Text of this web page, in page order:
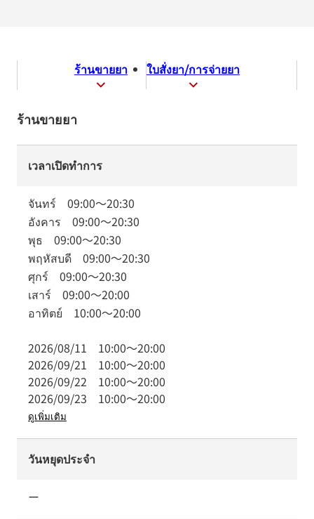
ร้านขายยา ใบสั่งยา/การจ่ายยา
ร้านขายยา
เวลาเปิดทำการ
จันทร์ 09:00～20:30
อังคาร 09:00～20:30
พุธ 09:00～20:30
พฤหัสบดี 09:00～20:30
ศุกร์ 09:00～20:30
เสาร์ 09:00～20:00
อาทิตย์ 10:00～20:00
2026/08/11 10:00～20:00
2026/09/21 10:00～20:00
2026/09/22 10:00～20:00
2026/09/23 10:00～20:00
ดูเพิ่มเติม
วันหยุดประจำ
ー